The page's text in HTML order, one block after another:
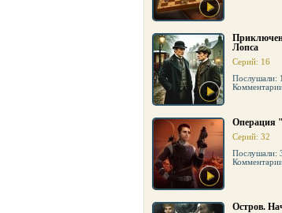
Лопса
Серий: 16
Послушали:
Операция
Серий: 32
Послушали:
Остров.